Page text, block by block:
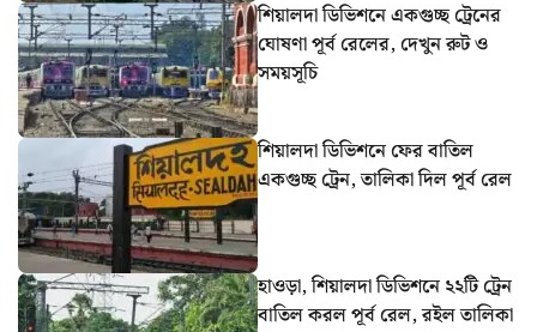
শিয়ালদা ডিভিশনে একগুচ্ছ ট্রেনের
ঘোষণা পূর্ব রেলের, দেখুন রুট ও
সময়সূচি
শিয়ালদা ডিভিশনে ফের বাতিল
একগুচ্ছ ট্রেন, তালিকা দিল পূর্ব রেল
হাওড়া, শিয়ালদা ডিভিশনে ২২টি ট্রেন
বাতিল করল পূর্ব রেল, রইল তালিকা